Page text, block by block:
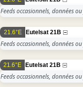
Feeds occasionnels, données
21.6°E Eutelsat 21B
Feeds occasionnels, données
21.6°E Eutelsat 21B
Feeds occasionnels, données